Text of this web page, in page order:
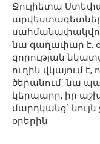
Ջուլիետա
նա գաղափար է,
զորության
ուղին վկայում
ծերանում՝ նա
կերպարը, իր
մարդկանց՝
օրերին